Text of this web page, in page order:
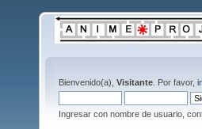
Bienvenido(a), Visitante . Por favor,
Ingresar con nombre de usuario,